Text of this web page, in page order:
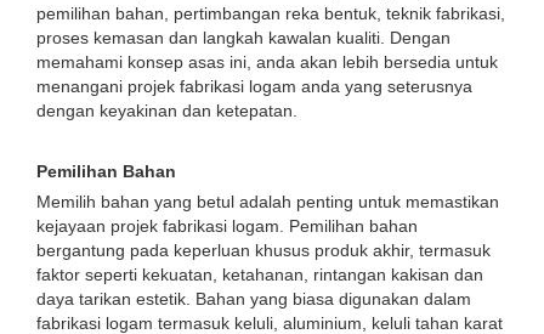
pemilihan bahan, pertimbangan reka bentuk, teknik fabrikasi,
proses kemasan dan langkah kawalan kualiti. Dengan
memahami konsep asas ini, anda akan lebih bersedia untuk
menangani projek fabrikasi logam anda yang seterusnya
dengan keyakinan dan ketepatan.
Pemilihan Bahan
Memilih bahan yang betul adalah penting untuk memastikan
kejayaan projek fabrikasi logam. Pemilihan bahan
bergantung pada keperluan khusus produk akhir, termasuk
faktor seperti kekuatan, ketahanan, rintangan kakisan dan
daya tarikan estetik. Bahan yang biasa digunakan dalam
fabrikasi logam termasuk keluli, aluminium, keluli tahan karat